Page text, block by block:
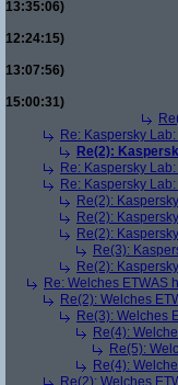
13:35:06)
12:24:15)
13:07:56)
15:00:31)
Re: Kaspersky
Re(2):
Re: Kaspersky
Re: Kaspersky
Re(2):
Re(2):
Re(2):
Re(3):
Re(2):
Re: Welches ETWAS
Re(2): Welches
Re(3): Welches
Re(4):
Re(5):
Re(4):
Re(2): Welches